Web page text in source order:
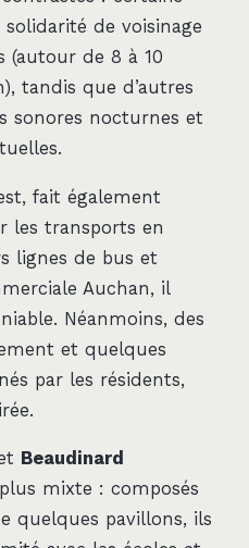
de voisinage
(autour de 8 à 10
tandis que d’autres
sonores nocturnes et
fait également
les transports en
lignes de bus et
Auchan, il
Néanmoins, des
et quelques
par les résidents,
Beaudinard
mixte : composés
quelques pavillons, ils